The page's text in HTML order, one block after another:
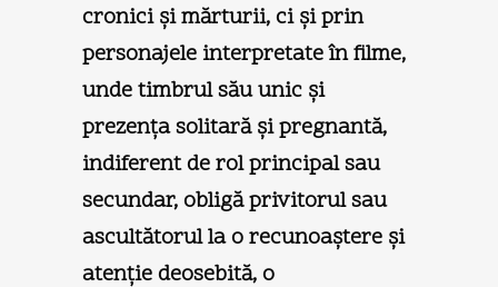
cronici şi mărturii, ci şi prin
personajele interpretate în filme,
unde timbrul său unic şi
prezenţa solitară şi pregnantă,
indiferent de rol principal sau
secundar, obligă privitorul sau
ascultătorul la o recunoaştere şi
atenţie deosebită, o